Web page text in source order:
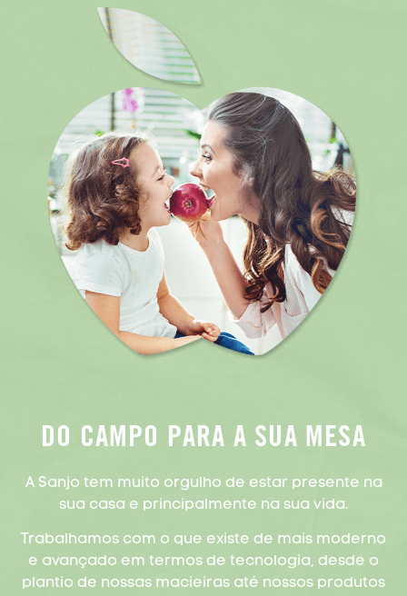
DO CAMPO PARA A SUA MESA
A Sanjo tem muito orgulho de estar presente na
sua casa e principalmente na sua vida.
Trabalhamos com o que existe de mais moderno
e avançado em termos de tecnologia, desde o
plantio de nossas macieiras até nossos produtos